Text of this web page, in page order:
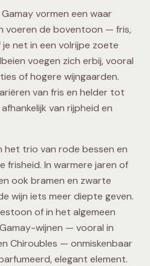
vormen een waar
voeren de boventoon — fris,
net in een volrijpe zoete
voegen zich erbij, vooral
of hogere wijngaarden.
van fris en helder tot
van rijpheid en
het trio van rode bessen en
frisheid. In warmere jaren of
ook bramen en zwarte
wijn iets meer diepte geven.
of in het algemeen
wijnen — vooral in
Chiroubles — onmiskenbaar
elegant element.